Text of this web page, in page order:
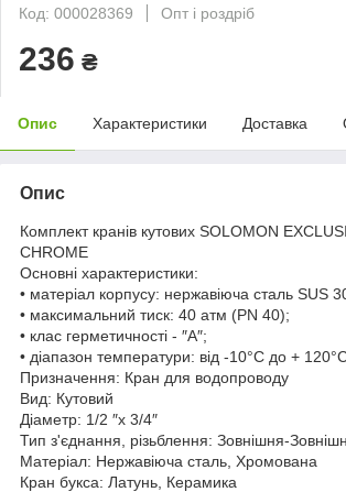
Код: 000028369
Опт і роздріб
236 ₴
Опис Характеристики Доставка
Опис
Комплект кранів кутових SOLOMON
CHROME
Основні характеристики:
• матеріал корпусу: нержавіюча сталь SUS
• максимальний тиск: 40 атм (РN 40);
• клас герметичності - ″А″;
• діапазон температури: від -10°C до +
Призначення: Кран для водопроводу
Вид: Кутовий
Діаметр: 1/2 ″x 3/4″
Тип з'єднання, різьблення: Зовнішня-
Матеріал: Нержавіюча сталь, Хромована
Кран букса: Латунь, Керамика